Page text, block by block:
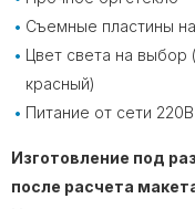
Съемные пластины
Цвет света на
красный)
Питание от сети 220В
Изготовление под
после расчета